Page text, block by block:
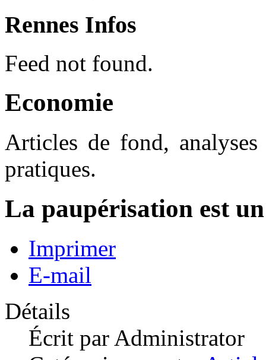
Rennes Infos
Feed not found.
Economie
Articles de fond,
pratiques.
La paupérisation est
Imprimer
E-mail
Détails
Écrit par Administrator